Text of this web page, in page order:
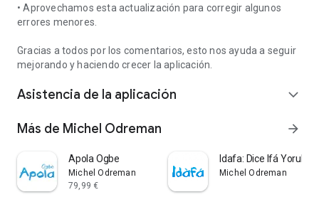
• Aprovechamos esta actualización para corregir algunos
errores menores.
Gracias a todos por los comentarios, esto nos ayuda a seguir
mejorando y haciendo crecer la aplicación.
Asistencia de la aplicación expand_more
Más de Michel Odreman arrow_forward
Apola Ogbe
Michel Odreman
79,99 €
Idafa: Dice Ifá Yoruba
Michel Odreman